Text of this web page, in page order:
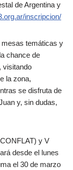
de Argentina y
inscripcion/
temáticas y
chance de
visitando
la zona,
se disfruta de
y, sin dudas,
y V
desde el lunes
el 30 de marzo